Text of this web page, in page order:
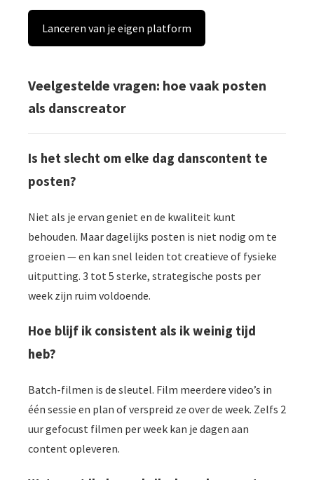
Lanceren van je eigen platform
Veelgestelde vragen: hoe vaak posten
als danscreator
Is het slecht om elke dag danscontent te
posten?
Niet als je ervan geniet en de kwaliteit kunt
behouden. Maar dagelijks posten is niet nodig om te
groeien — en kan snel leiden tot creatieve of fysieke
uitputting. 3 tot 5 sterke, strategische posts per
week zijn ruim voldoende.
Hoe blijf ik consistent als ik weinig tijd
heb?
Batch-filmen is de sleutel. Film meerdere video’s in
één sessie en plan of verspreid ze over de week. Zelfs 2
uur gefocust filmen per week kan je dagen aan
content opleveren.